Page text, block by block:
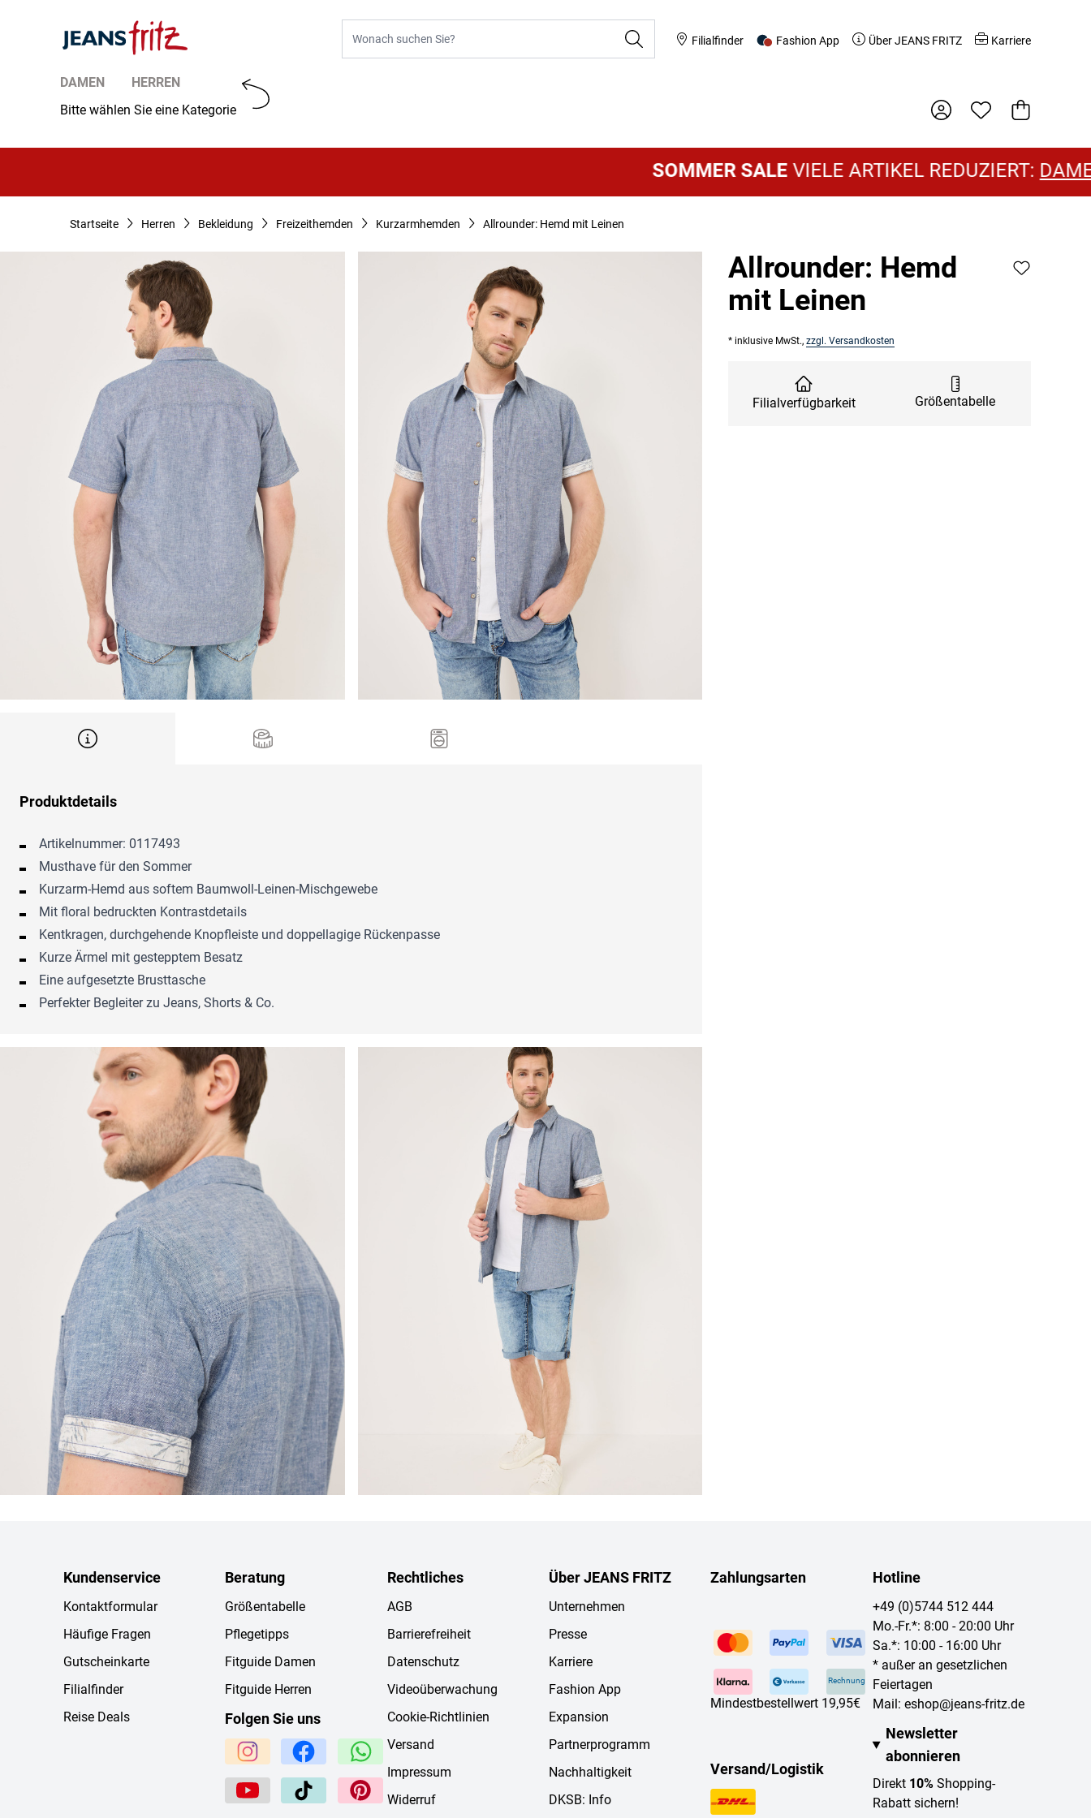
Filialfinder Fashion App Über JEANS FRITZ Karriere
DAMEN
HERREN
Bitte wählen Sie eine Kategorie
Warenkorb
SOMMER SALEVIELE ARTIKEL REDUZIERT:DAMEN
Startseite Herren Bekleidung Freizeithemden Kurzarmhemden Allrounder: Hemd mit Leinen
Produktdetails
Artikelnummer: 0117493
Musthave für den Sommer
Kurzarm-Hemd aus softem Baumwoll-Leinen-Mischgewebe
Mit floral bedruckten Kontrastdetails
Kentkragen, durchgehende Knopfleiste und doppellagige Rückenpasse
Kurze Ärmel mit gestepptem Besatz
Eine aufgesetzte Brusttasche
Perfekter Begleiter zu Jeans, Shorts & Co.
Allrounder: Hemd
mit Leinen
* inklusive MwSt., zzgl. Versandkosten
Filialverfügbarkeit Größentabelle
Kundenservice
Kontaktformular
Häufige Fragen
Gutscheinkarte
Filialfinder
Reise Deals
Beratung
Größentabelle
Pflegetipps
Fitguide Damen
Fitguide Herren
Folgen Sie uns
Rechtliches
AGB
Barrierefreiheit
Datenschutz
Videoüberwachung
Cookie-Richtlinien
Versand
Impressum
Widerruf
Über JEANS FRITZ
Unternehmen
Presse
Karriere
Fashion App
Expansion
Partnerprogramm
Nachhaltigkeit
DKSB: Info
Zahlungsarten
Rechnung
Mindestbestellwert 19,95€
Versand/Logistik
Hotline
+49 (0)5744 512 444
Mo.-Fr.*: 8:00 - 20:00 Uhr
Sa.*: 10:00 - 16:00 Uhr
* außer an gesetzlichen
Feiertagen
Mail: eshop@jeans-fritz.de
Newsletter
abonnieren
Direkt 10%Shopping-
Rabatt sichern!